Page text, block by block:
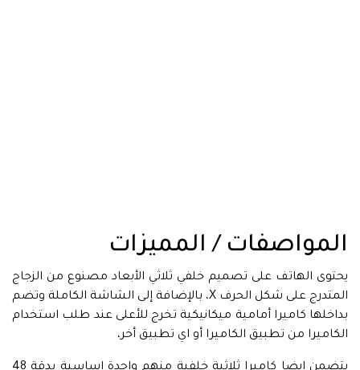
المواصفات / المميزات
يحتوى الهاتف على تصميم خلفي ثلاثي الأبعاد مصنوع من الزجاج
المتدرج على شكل الحرف X، بالإضافة إلى الشاشة الكاملة وتضم
بداخلها كاميرا أمامية ميكانيكية تخرج للأعلى عند طلب استخدام
الكاميرا من تطبيق الكاميرا أو اي تطبيق أخر،